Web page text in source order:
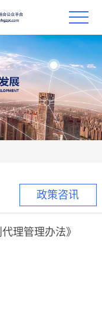
首页
政策
科技
合作
政策咨讯
理管理办法》